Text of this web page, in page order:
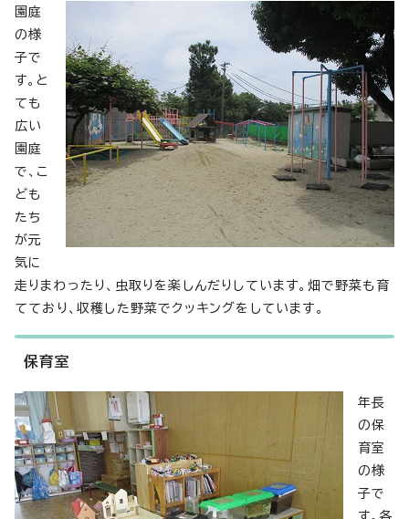
園庭
の様
子で
す。と
ても
広い
園庭
で、こ
ども
たち
が元
気に
走りまわったり、虫取りを楽しんだりしています。畑で野菜も育
てており、収穫した野菜でクッキングをしています。
保育室
年長
の保
育室
の様
子で
す。各